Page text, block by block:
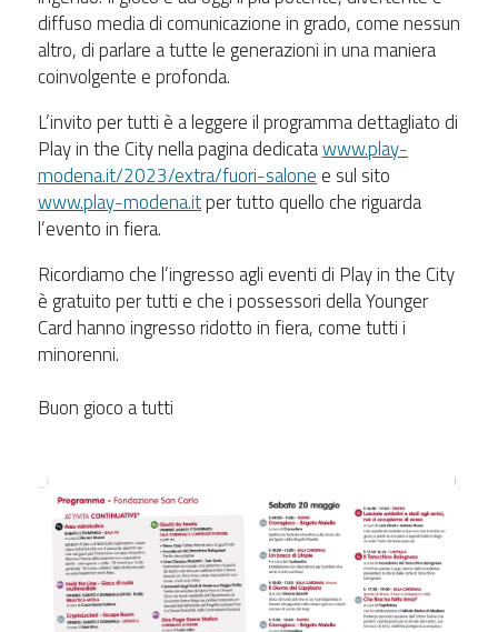
diffuso media di comunicazione in grado, come nessun
altro, di parlare a tutte le generazioni in una maniera
coinvolgente e profonda.
L’invito per tutti è a leggere il programma dettagliato di
Play in the City nella pagina dedicatawww.play-
modena.it/2023/extra/fuori-salone e sul sito
www.play-modena.itper tutto quello che riguarda
l’evento in fiera.
Ricordiamo che l’ingresso agli eventi di Play in the City
è gratuito per tutti e che i possessori della Younger
Card hanno ingresso ridotto in fiera, come tutti i
minorenni.
Buon gioco a tutti